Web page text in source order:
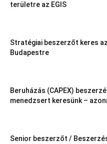
területre az EGIS
Stratégiai beszerzőt keres az
Budapestre
Beruházás (CAPEX)
menedzsert keresünk –
Senior beszerzőt /